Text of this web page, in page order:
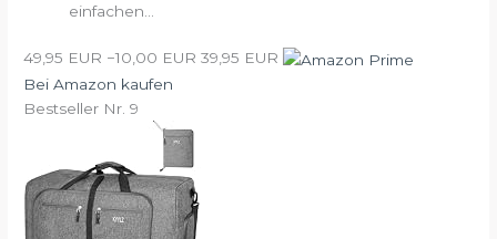
einfachen...
49,95 EUR −10,00 EUR 39,95 EUR
Bei Amazon kaufen
Bestseller Nr. 9